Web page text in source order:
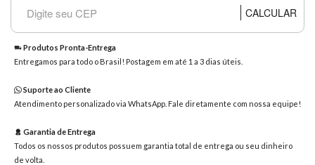
mensagem
CALCULAR
Produtos Pronta-Entrega
Entregamos para todo o Brasil! Postagem em até 1 a 3 dias úteis.
Suporte ao Cliente
Atendimento personalizado via WhatsApp. Fale diretamente com nossa equipe!
Garantia de Entrega
Todos os nossos produtos possuem garantia total de entrega ou seu dinheiro
de volta.